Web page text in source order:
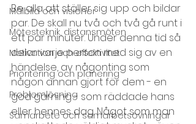
Målbild och visioner
Mötesteknik, distansmöten
Motivation och effektivitet
Prioritering och planering
Problemlösning
Samarbete och samarbetsövningar
Be alla att ställer sig upp och bildar
par. De skall nu två och två gå runt i
ett par minuter. Under denna tid så
delar varje person med sig av en
händelse, av någonting som
någon annan gjort för dem - en
god gärning - som räddade hans
eller hennes dag. Något som man